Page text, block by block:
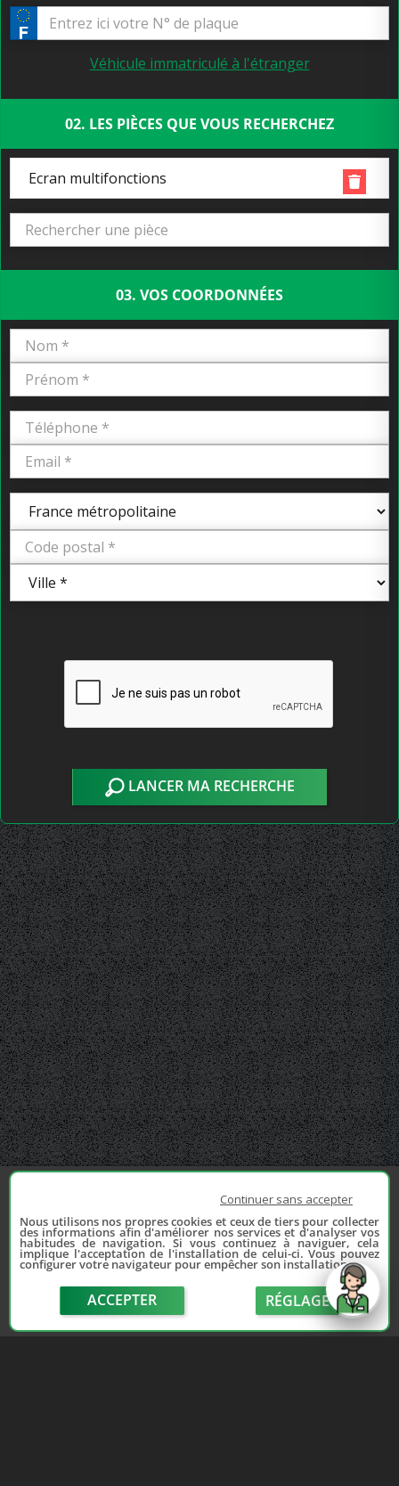
Véhicule immatriculé à l'étranger
02. LES PIÈCES QUE VOUS RECHERCHEZ
Ecran multifonctions
03. VOS COORDONNÉES
LANCER MA RECHERCHE
Continuer sans accepter
Nous utilisons nos propres cookies et ceux de tiers pour collecter
des informations afin d'améliorer nos services et d'analyser vos
habitudes de navigation. Si vous continuez à naviguer, cela
implique l'acceptation de l'installation de celui-ci. Vous pouvez
configurer votre navigateur pour empêcher son installation.
ACCEPTER RÉGLAGE